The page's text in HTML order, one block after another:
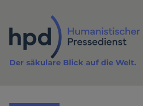
Inhalt
Der säkulare Blick auf die Welt.